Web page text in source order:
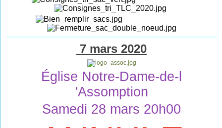
7 mars 2020
Église Notre-Dame-de-l
'Assomption
Samedi 28 mars 20h00